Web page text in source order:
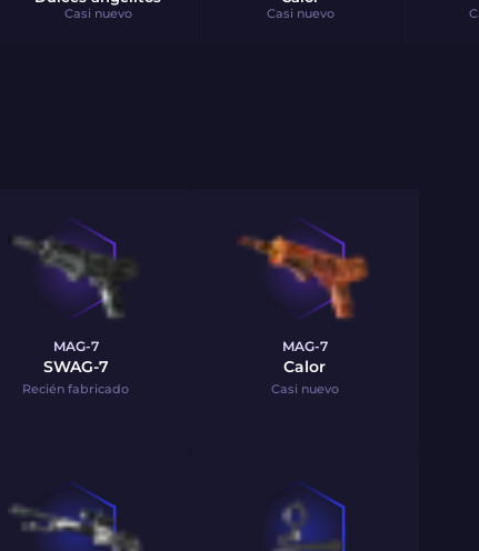
Casi nuevo Casi nuevo
MAG-7
SWAG-7
Recién fabricado
MAG-7
Calor
Casi nuevo